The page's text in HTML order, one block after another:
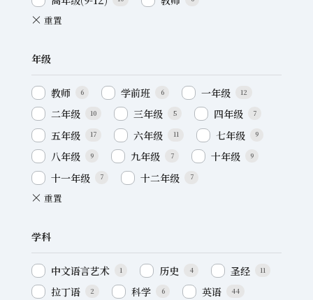
年级
教师 6 学前班 6 一年级 12
二年级 10 三年级 5 四年级 7
五年级 17 六年级 11 七年级 9
八年级 9 九年级 7 十年级 9
十一年级 7 十二年级 7
学科
中文语言艺术 1 历史 4 圣经 11
拉丁语 2 科学 6 英语 44